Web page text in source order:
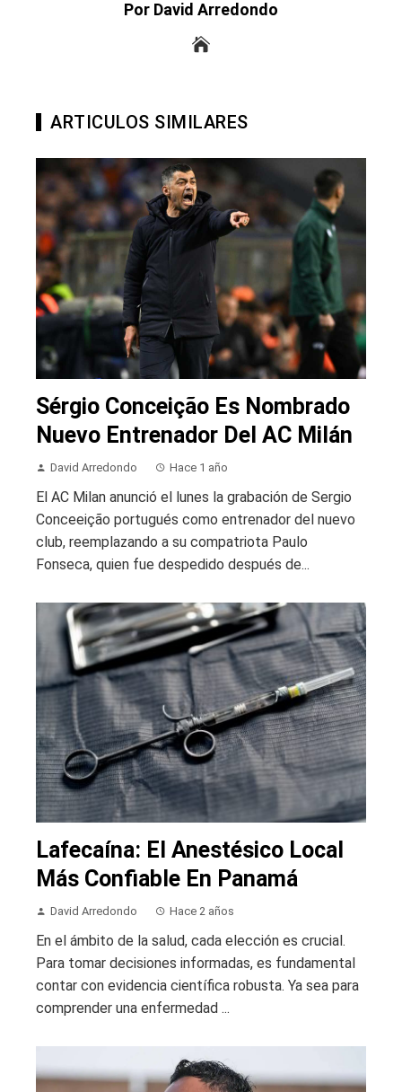
Por David Arredondo
ARTICULOS SIMILARES
Sérgio Conceição Es Nombrado
Nuevo Entrenador Del AC Milán
David Arredondo Hace 1 año
El AC Milan anunció el lunes la grabación de Sergio
Conceeição portugués como entrenador del nuevo
club, reemplazando a su compatriota Paulo
Fonseca, quien fue despedido después de...
Lafecaína: El Anestésico Local
Más Confiable En Panamá
David Arredondo Hace 2 años
En el ámbito de la salud, cada elección es crucial.
Para tomar decisiones informadas, es fundamental
contar con evidencia científica robusta. Ya sea para
comprender una enfermedad ...